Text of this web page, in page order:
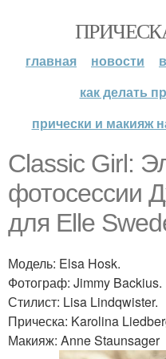
главная новости
как делать
прически и макияж
Classic Girl:
фотосессии
для Elle
Модель: Elsa Hosk.
Фотограф: Jimmy Backius.
Стилист: Lisa Lindqwister.
Прическа: Karolina
Макияж: Anne Staunsager